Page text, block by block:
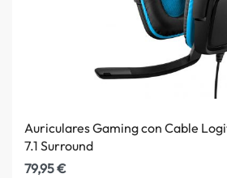
Auriculares Gaming con Cable
7.1 Surround
79,95€